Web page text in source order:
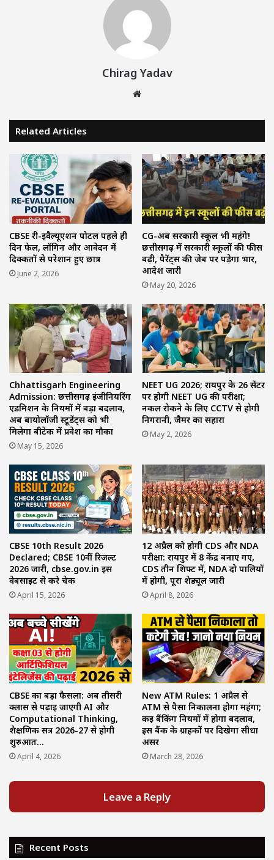
Chirag Yadav
Related Articles
CBSE री-इवैल्यूएशन पोर्टल पहले ही
दिन फेल, लॉगिन और आवेदन में
दिक्कतों से परेशान हुए छात्र
June 2, 2026
CG-अब सरकारी स्कूल भी महंगे!
छत्तीसगढ़ में सरकारी स्कूलों की फीस
बढ़ी, पैरेंट्स की जेब पर पड़ेगा भार,
आदेश जारी
May 20, 2026
Chhattisgarh Engineering
Admission: छत्तीसगढ़ इंजीनियरिंग
एडमिशन के नियमों में बड़ा बदलाव,
अब बायोलॉजी स्टूडेंट्स को भी
मिलेगा बीटेक में प्रवेश का मौका
May 15, 2026
NEET UG 2026; रायपुर के 26 सेंटर
पर होगी NEET UG की परीक्षा;
नकल रोकने के लिए CCTV से होगी
निगरानी, जैमर का सहारा
May 2, 2026
CBSE 10th Result 2026
Declared; CBSE 10वीं रिजल्ट
2026 जारी, cbse.gov.in इस
वेबसाइट से करे चेक
April 15, 2026
12 अप्रैल को होगी CDS और NDA
परीक्षा: रायपुर में 8 केंद्र बनाए गए,
CDS तीन शिफ्ट में, NDA दो पालियों
में होगी, पूरा शेड्यूल जारी
April 8, 2026
CBSE का बड़ा फैसला: अब तीसरी
क्लास से पढ़ाई जाएगी AI और
Computational Thinking,
शैक्षणिक सत्र 2026-27 से होगी
शुरुआत…
April 4, 2026
New ATM Rules: 1 अप्रैल से
ATM से पैसा निकालना होगा महंगा;
कई बैंकिंग नियमों में होगा बदलाव,
इस बैंक के ग्राहकों पर दिखेगा सीधा
असर
March 28, 2026
Leave a Reply
Recent Posts